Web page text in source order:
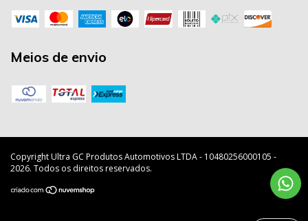
Meios de envio
Copyright Ultra GC Produtos Automotivos LTDA - 10480256000105 -
2026. Todos os direitos reservados.